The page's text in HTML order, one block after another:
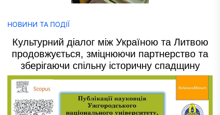
НОВИНИ ТА ПОДІЇ
Культурний діалог між Україною та Литвою
продовжується, зміцнюючи партнерство та
зберігаючи спільну історичну спадщину